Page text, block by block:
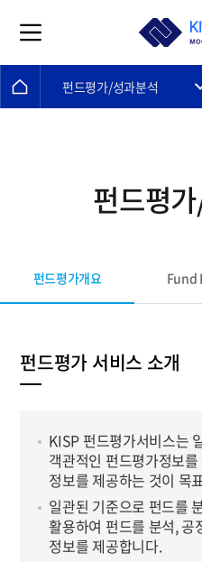
펀드평가/성과분석
펀드평
펀드평가개요 Fund
펀드평가 서비스 소개
KISP 펀드평가서비스는
객관적인 펀드평가정보
정보를 제공하는 것이 목
일관된 기준으로 펀드를
활용하여 펀드를 분석, 공
정보를 제공합니다.